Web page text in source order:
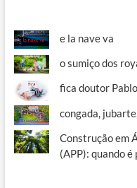
e la nave va
o sumiço dos
fica doutor
congada,
Construção em
(APP): quando